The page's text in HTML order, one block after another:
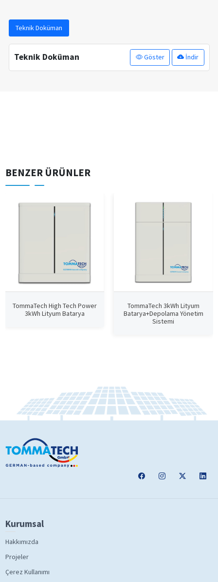
Teknik Doküman
Teknik Doküman Göster İndir
BENZER ÜRÜNLER
TommaTech High Tech Power
3kWh Lityum Batarya
TommaTech 3kWh Lityum
Batarya+Depolama Yönetim
Sistemi
Kurumsal
Hakkımızda
Projeler
Çerez Kullanımı